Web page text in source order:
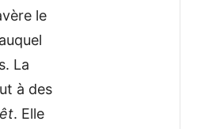
le
La
à des
. Elle